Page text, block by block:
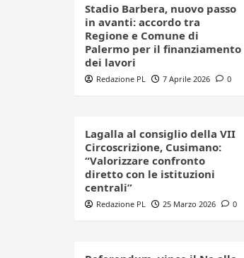
Stadio Barbera, nuovo passo
in avanti: accordo tra
Regione e Comune di
Palermo per il finanziamento
dei lavori
Redazione PL 7 Aprile 2026 0
Lagalla al consiglio della VII
Circoscrizione, Cusimano:
“Valorizzare confronto
diretto con le istituzioni
centrali”
Redazione PL 25 Marzo 2026 0